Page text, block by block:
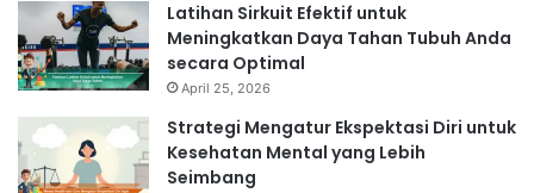
Latihan Sirkuit Efektif untuk
Meningkatkan Daya Tahan Tubuh Anda
secara Optimal
April 25, 2026
Strategi Mengatur Ekspektasi Diri untuk
Kesehatan Mental yang Lebih
Seimbang